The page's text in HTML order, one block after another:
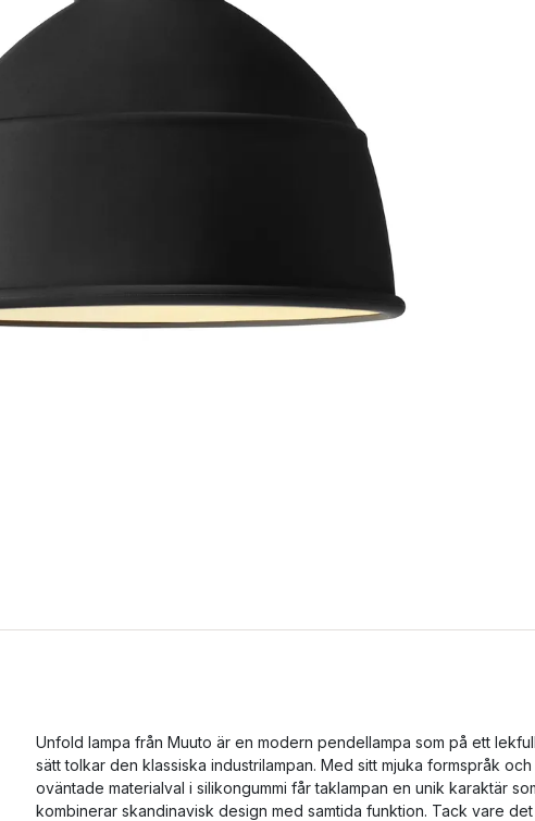
Unfold lampa från Muuto är en modern pendellampa som på ett
sätt tolkar den klassiska industrilampan. Med sitt mjuka formspråk och
oväntade materialval i silikongummi får taklampan en unik karaktär
kombinerar skandinavisk design med samtida funktion. Tack vare det